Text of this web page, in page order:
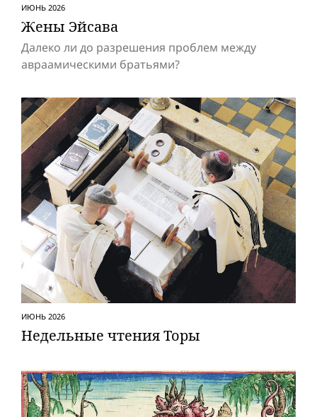
ИЮНЬ 2026
Жены Эйсава
Далеко ли до разрешения проблем между
авраамическими братьями?
ИЮНЬ 2026
Недельные чтения Торы